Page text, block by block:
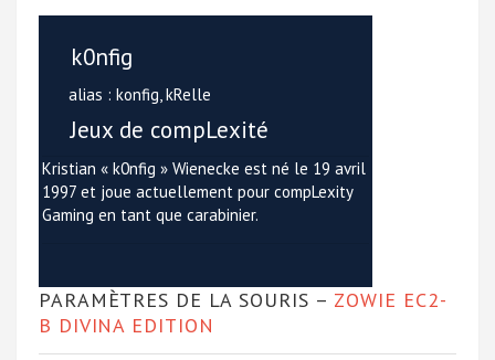
k0nfig
alias : konfig, kRelle
Jeux de compLexité
Kristian « k0nfig » Wienecke est né le 19 avril
1997 et joue actuellement pour compLexity
Gaming en tant que carabinier.
PARAMÈTRES DE LA SOURIS – ZOWIE EC2-
B DIVINA EDITION